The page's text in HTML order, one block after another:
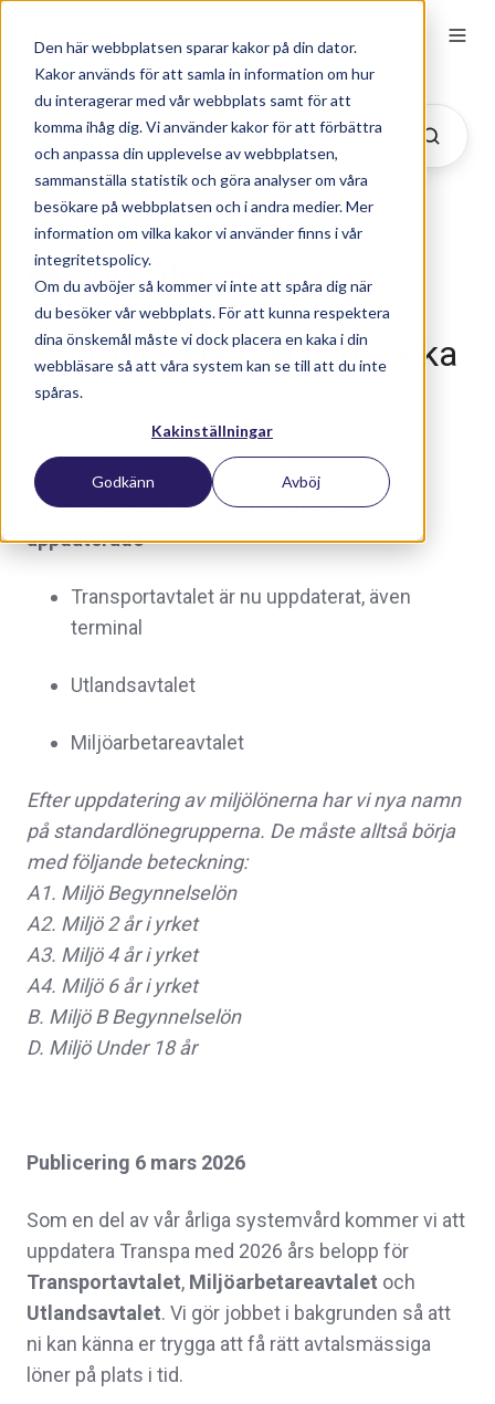
Den här webbplatsen sparar kakor på din dator.
Kakor används för att samla in information om hur
du interagerar med vår webbplats samt för att
komma ihåg dig. Vi använder kakor för att förbättra
och anpassa din upplevelse av webbplatsen,
sammanställa statistik och göra analyser om våra
besökare på webbplatsen och i andra medier. Mer
information om vilka kakor vi använder finns i vår
integritetspolicy.
Om du avböjer så kommer vi inte att spåra dig när
du besöker vår webbplats. För att kunna respektera
dina önskemål måste vi dock placera en kaka i din
webbläsare så att våra system kan se till att du inte
spåras.
Kakinställningar
Godkänn Avböj
🚚 Uppdatering av
avtalsbelopp för 2026 i
Transpa, sker senast i vecka
12
AvTranspaden den 6 mars 2026 10:06:25 CET
Uppdatering v.12 - samtliga löner är nu
uppdaterade
Transportavtalet är nu uppdaterat, även
terminal
Utlandsavtalet
Miljöarbetareavtalet
Efter uppdatering av miljölönerna har vi nya namn
på standardlönegrupperna. De måste alltså börja
med följande beteckning:
A1. Miljö Begynnelselön
A2. Miljö 2 år i yrket
A3. Miljö 4 år i yrket
A4. Miljö 6 år i yrket
B. Miljö B Begynnelselön
D. Miljö Under 18 år
Publicering 6 mars 2026
Som en del av vår årliga systemvård kommer vi att
uppdatera Transpa med 2026 års belopp för
Transportavtalet, Miljöarbetareavtalet och
Utlandsavtalet. Vi gör jobbet i bakgrunden så att
ni kan känna er trygga att få rätt avtalsmässiga
löner på plats i tid.